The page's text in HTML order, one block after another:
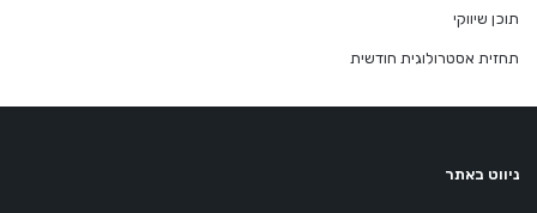
תוכן שיווקי
תחזית אסטרולוגית חודשית
ניווט באתר